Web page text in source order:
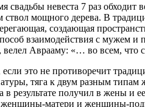
невеста 7 раз
мощного дерева. В
создающая
способ взаимодействия с
Аврааму: «… во всем, что
это не противоречит
тяга к двум разным
результате получил в жены и
матери и женщины-